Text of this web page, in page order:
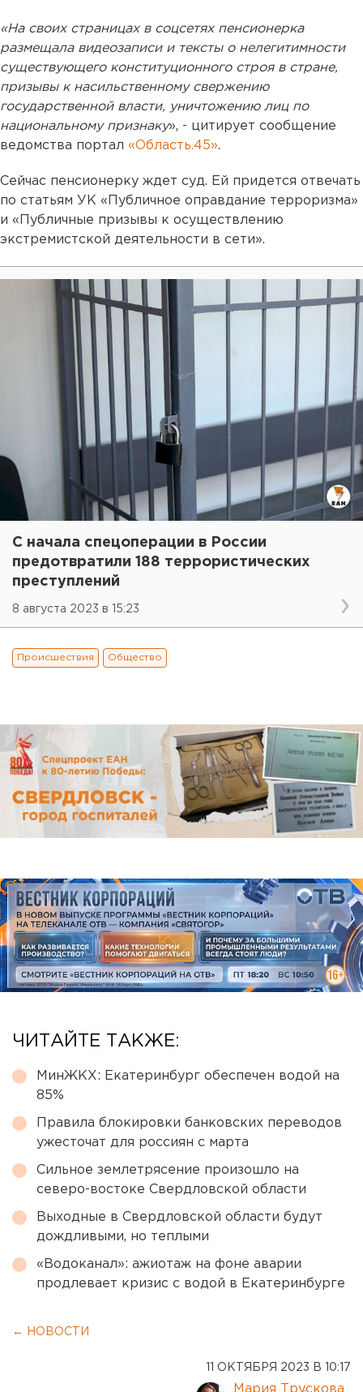
«На своих страницах в соцсетях пенсионерка
размещала видеозаписи и тексты о нелегитимности
существующего конституционного строя в стране,
призывы к насильственному свержению
государственной власти, уничтожению лиц по
национальному признаку», - цитирует сообщение
ведомства портал «Область.45».
Сейчас пенсионерку ждет суд. Ей придется отвечать
по статьям УК «Публичное оправдание терроризма»
и «Публичные призывы к осуществлению
экстремистской деятельности в сети».
С начала спецоперации в России
предотвратили 188 террористических
преступлений
8 августа 2023 в 15:23
Происшествия Общество
ЧИТАЙТЕ ТАКЖЕ:
МинЖКХ: Екатеринбург обеспечен водой на
85%
Правила блокировки банковских переводов
ужесточат для россиян с марта
Сильное землетрясение произошло на
северо-востоке Свердловской области
Выходные в Свердловской области будут
дождливыми, но теплыми
«Водоканал»: ажиотаж на фоне аварии
продлевает кризис с водой в Екатеринбурге
← НОВОСТИ
11 ОКТЯБРЯ 2023 В 10:17
Мария Трускова